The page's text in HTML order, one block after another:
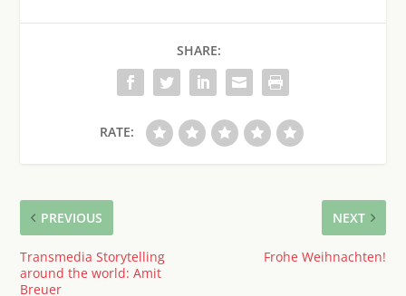
SHARE:
RATE:
PREVIOUS
Transmedia Storytelling
around the world: Amit
Breuer
NEXT
Frohe Weihnachten!